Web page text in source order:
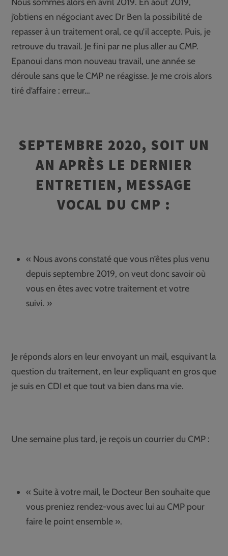
j’obtiens en négociant avec Dr Ben la possibilité de
repasser à un traitement oral, ce qu’il accepte. Puis, je
retrouve du travail. Je fini par ne plus aller au CMP.
Epanoui dans mon nouveau travail, une année se
déroule sans que le CMP ne réagisse. Je me crois alors
tiré d’affaire : erreur…
SEPTEMBRE 2020, SOIT UN
AN APRÈS LE DERNIER
ENTRETIEN, MESSAGE
VOCAL DU CMP :
« Nous avons constaté que vous n’êtes plus venu
depuis septembre 2019, on veut donc savoir où
vous en êtes avec votre traitement et votre
suivi. »
Je réponds alors en leur envoyant un mail, esquivant la
question du traitement, en leur expliquant en gros que
je suis en CDI et que tout va bien dans ma vie.
Une semaine plus tard, je reçois un courrier du CMP :
« Suite à votre mail, le Docteur Ben souhaite que
vous preniez rendez-vous avec lui au CMP pour
faire le point ensemble ».